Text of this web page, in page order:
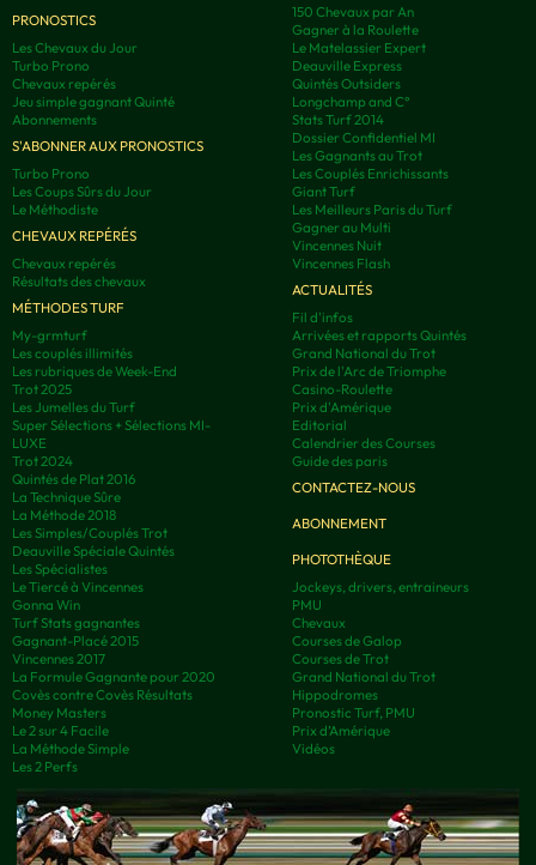
PRONOSTICS
Les Chevaux du Jour
Turbo Prono
Chevaux repérés
Jeu simple gagnant Quinté
Abonnements
S'ABONNER AUX PRONOSTICS
Turbo Prono
Les Coups Sûrs du Jour
Le Méthodiste
CHEVAUX REPÉRÉS
Chevaux repérés
Résultats des chevaux
MÉTHODES TURF
My-grmturf
Les couplés illimités
Les rubriques de Week-End
Trot 2025
Les Jumelles du Turf
Super Sélections + Sélections MI-
LUXE
Trot 2024
Quintés de Plat 2016
La Technique Sûre
La Méthode 2018
Les Simples/Couplés Trot
Deauville Spéciale Quintés
Les Spécialistes
Le Tiercé à Vincennes
Gonna Win
Turf Stats gagnantes
Gagnant-Placé 2015
Vincennes 2017
La Formule Gagnante pour 2020
Covès contre Covès Résultats
Money Masters
Le 2 sur 4 Facile
La Méthode Simple
Les 2 Perfs
150 Chevaux par An
Gagner à la Roulette
Le Matelassier Expert
Deauville Express
Quintés Outsiders
Longchamp and C°
Stats Turf 2014
Dossier Confidentiel MI
Les Gagnants au Trot
Les Couplés Enrichissants
Giant Turf
Les Meilleurs Paris du Turf
Gagner au Multi
Vincennes Nuit
Vincennes Flash
ACTUALITÉS
Fil d'infos
Arrivées et rapports Quintés
Grand National du Trot
Prix de l'Arc de Triomphe
Casino-Roulette
Prix d'Amérique
Editorial
Calendrier des Courses
Guide des paris
CONTACTEZ-NOUS
ABONNEMENT
PHOTOTHÈQUE
Jockeys, drivers, entraineurs
PMU
Chevaux
Courses de Galop
Courses de Trot
Grand National du Trot
Hippodromes
Pronostic Turf, PMU
Prix d’Amérique
Vidéos